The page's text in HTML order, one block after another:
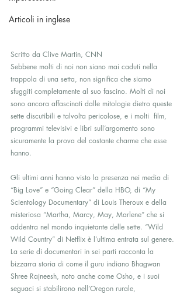
Articoli in inglese
Scritto da Clive Martin, CNN
Sebbene molti di noi non siano mai caduti nella
trappola di una setta, non significa che siamo
sfuggiti completamente al suo fascino. Molti di noi
sono ancora affascinati dalle mitologie dietro queste
sette discutibili e talvolta pericolose, e i molti  film,
programmi televisivi e libri sull’argomento sono
sicuramente la prova del costante charme che esse
hanno.
Gli ultimi anni hanno visto la presenza nei media di
“Big Love” e “Going Clear” della HBO, di “My
Scientology Documentary” di Louis Theroux e della
misteriosa “Martha, Marcy, May, Marlene” che si
addentra nel mondo inquietante delle sette. “Wild
Wild Country” di Netflix è l’ultima entrata sul genere.
La serie di documentari in sei parti racconta la
bizzarra storia di come il guru indiano Bhagwan
Shree Rajneesh, noto anche come Osho, e i suoi
seguaci si stabilirono nell’Oregon rurale,